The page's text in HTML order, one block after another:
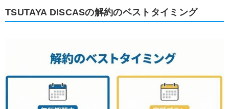
TSUTAYA DISCASの解約のベストタイミング